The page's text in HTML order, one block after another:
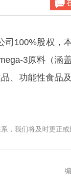
100%股权，
3原料（涵盖
、功能性食品
，我们将及时更正或